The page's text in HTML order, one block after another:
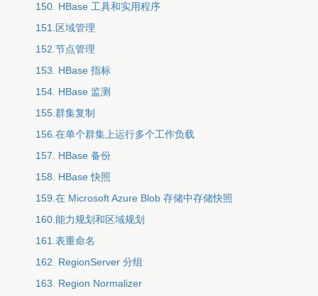
150. HBase 工具和实用程序
151.区域管理
152.节点管理
153. HBase 指标
154. HBase 监测
155.群集复制
156.在单个群集上运行多个工作负载
157. HBase 备份
158. HBase 快照
159.在 Microsoft Azure Blob 存储中存储快照
160.能力规划和区域规划
161.表重命名
162. RegionServer 分组
163. Region Normalizer